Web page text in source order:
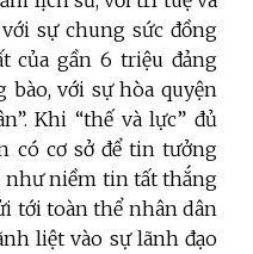
sự chung sức đồng
của gần 6 triệu đảng
bào, với sự hòa quyện
Khi “thế và lực” đủ
có cơ sở để tin tưởng
như niềm tin tất thắng
tới toàn thể nhân dân
liệt vào sự lãnh đạo